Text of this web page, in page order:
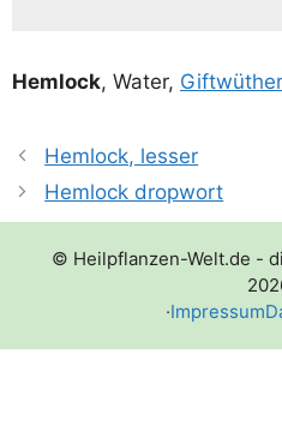
Hem­lock, Water,
Hemlock, lesser
Hemlock dropwort
© Heilpflanzen-Welt.de -
·Impressum